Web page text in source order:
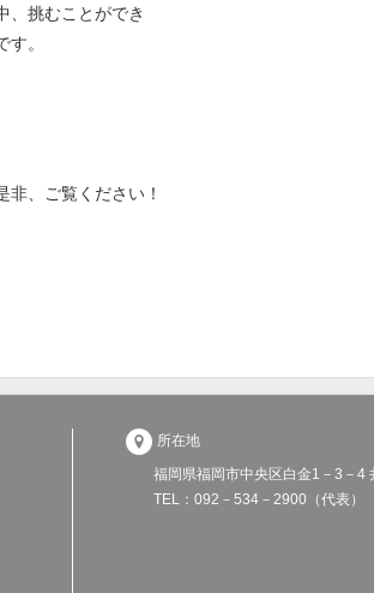
、挑むことができ
。
、ご覧ください！
 所在地
福岡県福岡市中央区白金1－3－4
TEL：092－534－2900（代表）